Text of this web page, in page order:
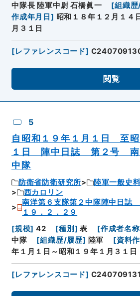
中隊長 陸軍中尉 石橋眞一
[組織
作成年月日 ] 昭和１８年１２月１４
月３１日
[レファレンスコード]
閲覧
5
自昭和１９年１月１日 至昭
１日 陣中日誌 第２号 南
中隊
防衛省防衛研究所 陸軍一般史料
西カロリン
南洋第６支隊第２中隊陣中日誌
１９．２．２９
[規模] 42 [種別 ] 表 [作成者名称
中隊
[組織歴/履歴] 陸軍 [資料
年１月１日～昭和１９年１月３１日
[レファレンスコード]